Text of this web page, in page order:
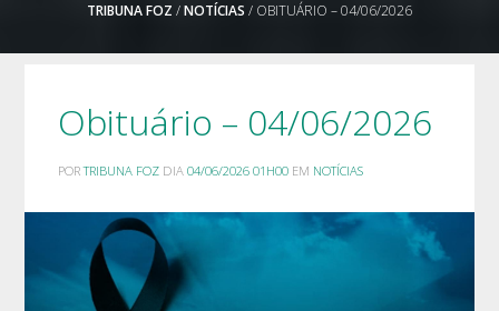
TRIBUNA FOZ /NOTÍCIAS / OBITUÁRIO – 04/06/2026
Obituário – 04/06/2026
PORTRIBUNA FOZ DIA04/06/2026 01H00 EM NOTÍCIAS